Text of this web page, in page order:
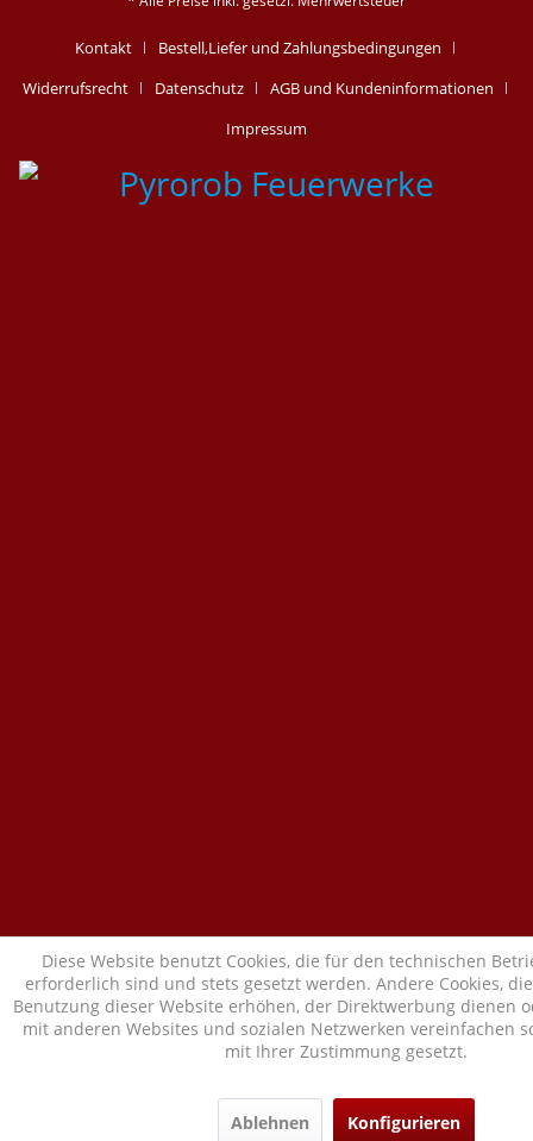
Kontakt
Bestell,Liefer und Zahlungsbedingungen
Widerrufsrecht
Datenschutz
AGB und Kundeninformationen
Impressum
Diese Website benutzt Cookies, die für den technischen
erforderlich sind und stets gesetzt werden. Andere Cookies,
Benutzung dieser Website erhöhen, der Direktwerbung dienen
mit anderen Websites und sozialen Netzwerken vereinfachen
mit Ihrer Zustimmung gesetzt.
Ablehnen Konfigurieren